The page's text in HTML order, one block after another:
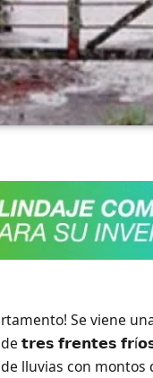
Se viene
𝘁𝗿𝗲𝘀 𝗳𝗿𝗲𝗻𝘁𝗲𝘀
lluvias con